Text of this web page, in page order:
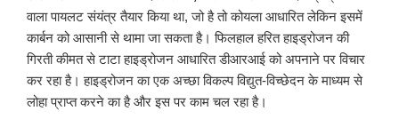
वाला पायलट संयंत्र तैयार किया था, जो है तो कोयला आधारित लेकिन इसमें
कार्बन को आसानी से थामा जा सकता है। फिलहाल हरित हाइड्रोजन की
गिरती कीमत से टाटा हाइड्रोजन आधारित डीआरआई को अपनाने पर विचार
कर रहा है। हाइड्रोजन का एक अच्छा विकल्प विद्युत-विच्छेदन के माध्यम से
लोहा प्राप्त करने का है और इस पर काम चल रहा है।